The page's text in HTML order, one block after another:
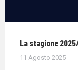
La stagione
11 Agosto 2025